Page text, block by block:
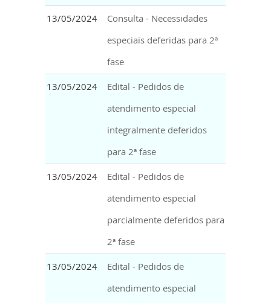
13/05/2024
Consulta - Necessidades
especiais deferidas para 2ª
fase
13/05/2024
Edital - Pedidos de
atendimento especial
integralmente deferidos
para 2ª fase
13/05/2024
Edital - Pedidos de
atendimento especial
parcialmente deferidos para
2ª fase
13/05/2024
Edital - Pedidos de
atendimento especial